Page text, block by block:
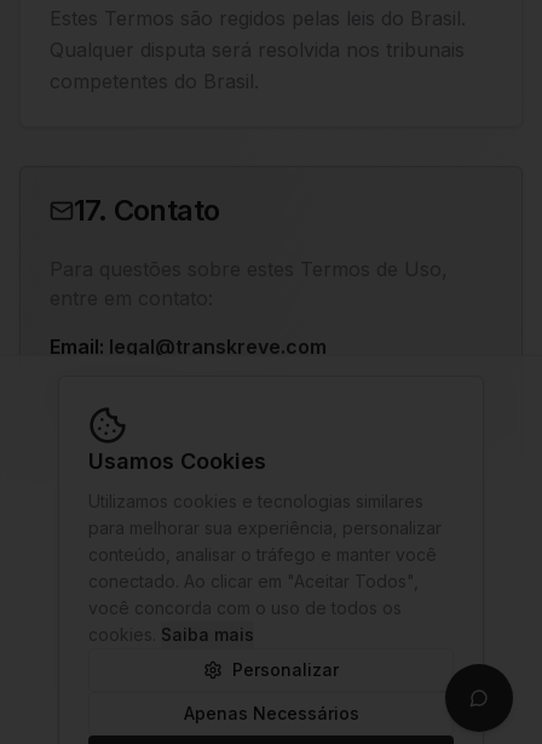
Estes Termos são regidos pelas leis do Brasil.
Qualquer disputa será resolvida nos tribunais
competentes do Brasil.
17. Contato
Email: legal@transkreve.com
legal@transkreve.com
Voltar ao Início
Usamos Cookies
Utilizamos cookies e tecnologias similares
para melhorar sua experiência, personalizar
conteúdo, analisar o tráfego e manter você
conectado. Ao clicar em "Aceitar Todos",
você concorda com o uso de todos os
cookies. Saiba mais
Personalizar
Apenas Necessários